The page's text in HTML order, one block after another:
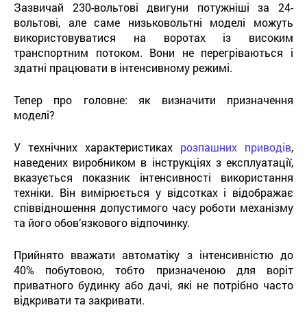
Зазвичай 230-вольтові двигуни потужніші за 24-
вольтові, але саме низьковольтні моделі можуть
використовуватися на воротах із високим
транспортним потоком. Вони не перегріваються і
здатні працювати в інтенсивному режимі.
Тепер про головне: як визначити призначення
моделі?
У технічних характеристиках розпашних приводів,
наведених виробником в інструкціях з експлуатації,
вказується показник інтенсивності використання
техніки. Він вимірюється у відсотках і відображає
співвідношення допустимого часу роботи механізму
та його обов’язкового відпочинку.
Прийнято вважати автоматіку з інтенсивністю до
40% побутовою, тобто призначеною для воріт
приватного будинку або дачі, які не потрібно часто
відкривати та закривати.